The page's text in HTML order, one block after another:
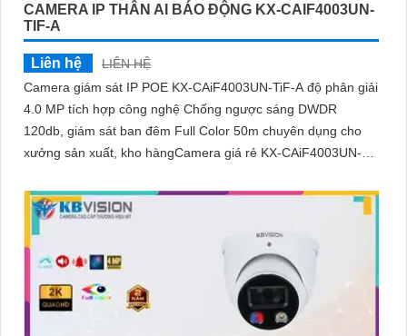
CAMERA IP THÂN AI BÁO ĐỘNG KX-CAIF4003UN-
TIF-A
Liên hệ
LIÊN HỆ
Camera giám sát IP POE KX-CAiF4003UN-TiF-A độ phân giải
4.0 MP tích hợp công nghệ Chống ngược sáng DWDR
120db, giám sát ban đêm Full Color 50m chuyên dụng cho
xưởng sản xuất, kho hàngCamera giá rẻ KX-CAiF4003UN-